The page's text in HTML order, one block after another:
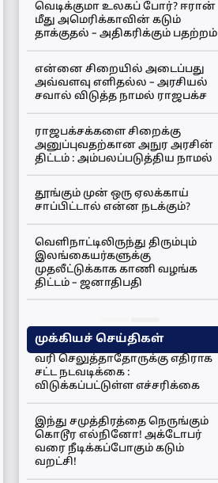
வெடிக்குமா உலகப் போர்? ஈரான்
மீது அமெரிக்காவின் கடும்
தாக்குதல் – அதிகரிக்கும் பதற்றம்
என்னை சிறையில் அடைப்பது
அவ்வளவு எளிதல்ல – அரசியல்
சவால் விடுத்த நாமல் ராஜபக்ச
ராஜபக்சக்களை சிறைக்கு
அனுப்புவதற்கான அநுர அரசின்
திட்டம் : அம்பலப்படுத்திய நாமல்
தூங்கும் முன் ஒரு ஏலக்காய்
சாப்பிட்டால் என்ன நடக்கும்?
வெளிநாட்டிலிருந்து திரும்பும்
இலங்கையர்களுக்கு
முதலீட்டுக்காக காணி வழங்க
திட்டம் – ஜனாதிபதி
முக்கியச் செய்திகள்
வரி செலுத்தாதோருக்கு எதிராக
சட்ட நடவடிக்கை :
விடுக்கப்பட்டுள்ள எச்சரிக்கை
இந்து சமுத்திரத்தை நெருங்கும்
கொடூர எல்நினோ! அக்டோபர்
வரை நீடிக்கப்போகும் கடும்
வறட்சி!